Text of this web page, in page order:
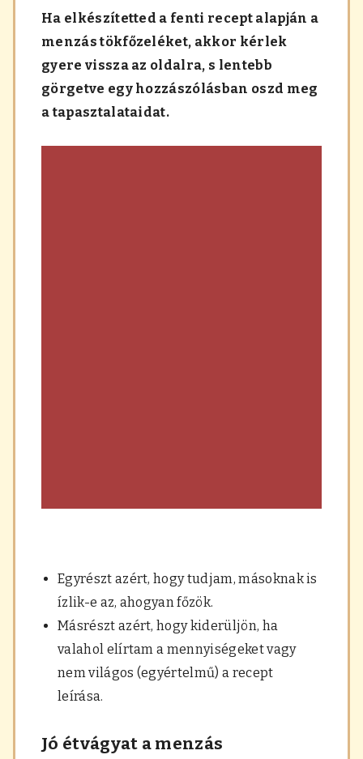
Ha elkészítetted a fenti recept alapján a
menzás tökfőzeléket, akkor kérlek
gyere vissza az oldalra, s lentebb
görgetve egy hozzászólásban oszd meg
a tapasztalataidat.
Egyrészt azért, hogy tudjam, másoknak is
ízlik-e az, ahogyan főzök.
Másrészt azért, hogy kiderüljön, ha
valahol elírtam a mennyiségeket vagy
nem világos (egyértelmű) a recept
leírása.
Jó étvágyat a menzás